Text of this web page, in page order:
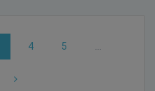
Page
4 Page
5